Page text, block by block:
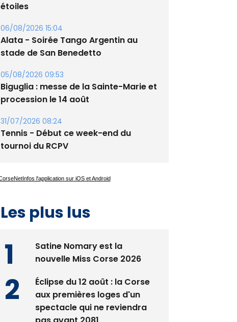
étoiles
06/08/2026 15:04
Alata - Soirée Tango Argentin au
stade de San Benedetto
05/08/2026 09:53
Biguglia : messe de la Sainte-Marie et
procession le 14 août
31/07/2026 08:24
Tennis - Début ce week-end du
tournoi du RCPV
Les plus lus
Satine Nomary est la
nouvelle Miss Corse 2026
Éclipse du 12 août : la Corse
aux premières loges d'un
spectacle qui ne reviendra
pas avant 2081